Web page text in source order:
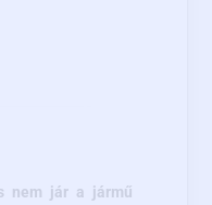
nem jár a jármű